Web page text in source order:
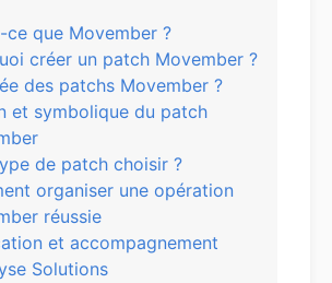
ce que Movember ?
créer un patch Movember ?
des patchs Movember ?
et symbolique du patch
de patch choisir ?
organiser une opération
réussie
et accompagnement
Solutions